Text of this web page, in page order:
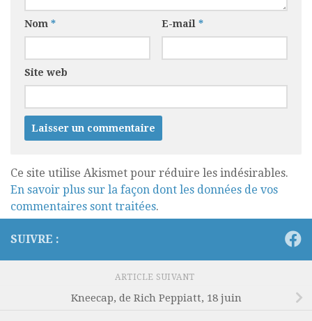
Nom * E-mail *
Site web
Ce site utilise Akismet pour réduire les indésirables.
En savoir plus sur la façon dont les données de vos
commentaires sont traitées.
SUIVRE :
ARTICLE SUIVANT
Kneecap, de Rich Peppiatt, 18 juin